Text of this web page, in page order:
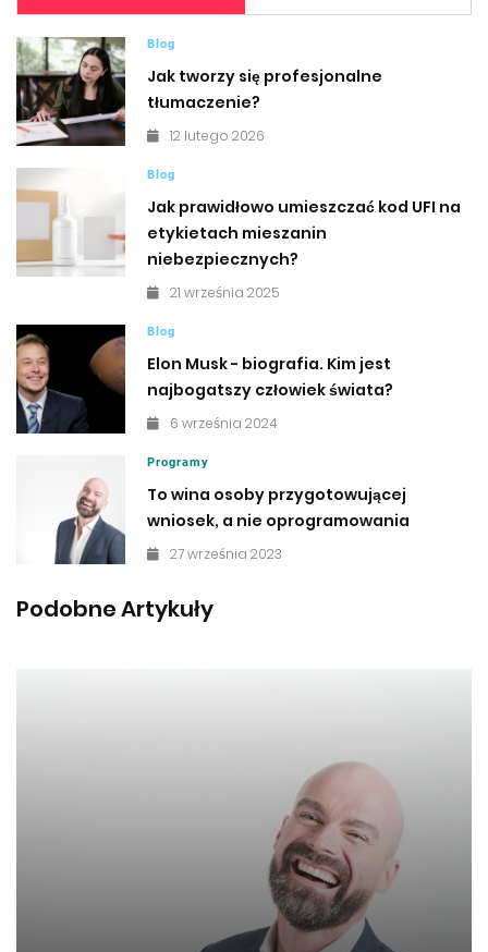
Blog
Jak tworzy się profesjonalne
tłumaczenie?
12 lutego 2026
Blog
Jak prawidłowo umieszczać kod UFI na
etykietach mieszanin
niebezpiecznych?
21 września 2025
Blog
Elon Musk - biografia. Kim jest
najbogatszy człowiek świata?
6 września 2024
Programy
To wina osoby przygotowującej
wniosek, a nie oprogramowania
27 września 2023
Podobne Artykuły